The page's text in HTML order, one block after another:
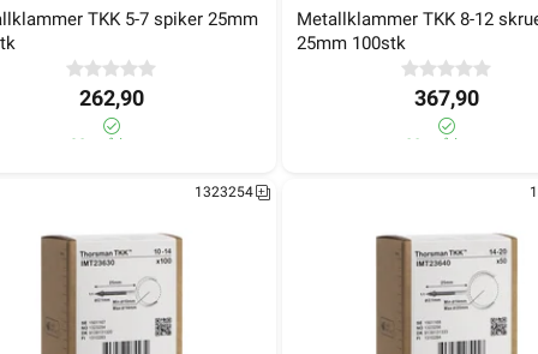
60± på lager 70+ på lager
TKK 5-7 spiker 25mm
262,90
90+ på lager
Metallklammer TKK 8-12
25mm 100stk
367,90
80+ på lager
1323254